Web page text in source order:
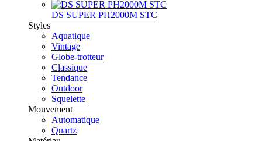
DS SUPER PH2000M STC
Styles
Aquatique
Vintage
Globe-trotteur
Classique
Tendance
Outdoor
Squelette
Mouvement
Automatique
Quartz